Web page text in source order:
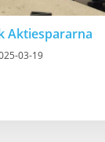
Aktiespararna
03-19